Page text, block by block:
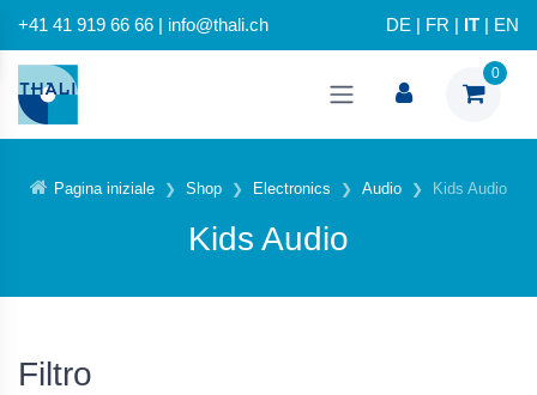
+41 41 919 66 66 | info@thali.ch DE FR IT EN
0
Pagina iniziale Shop Electronics Audio Kids Audio
Kids Audio
Filtro